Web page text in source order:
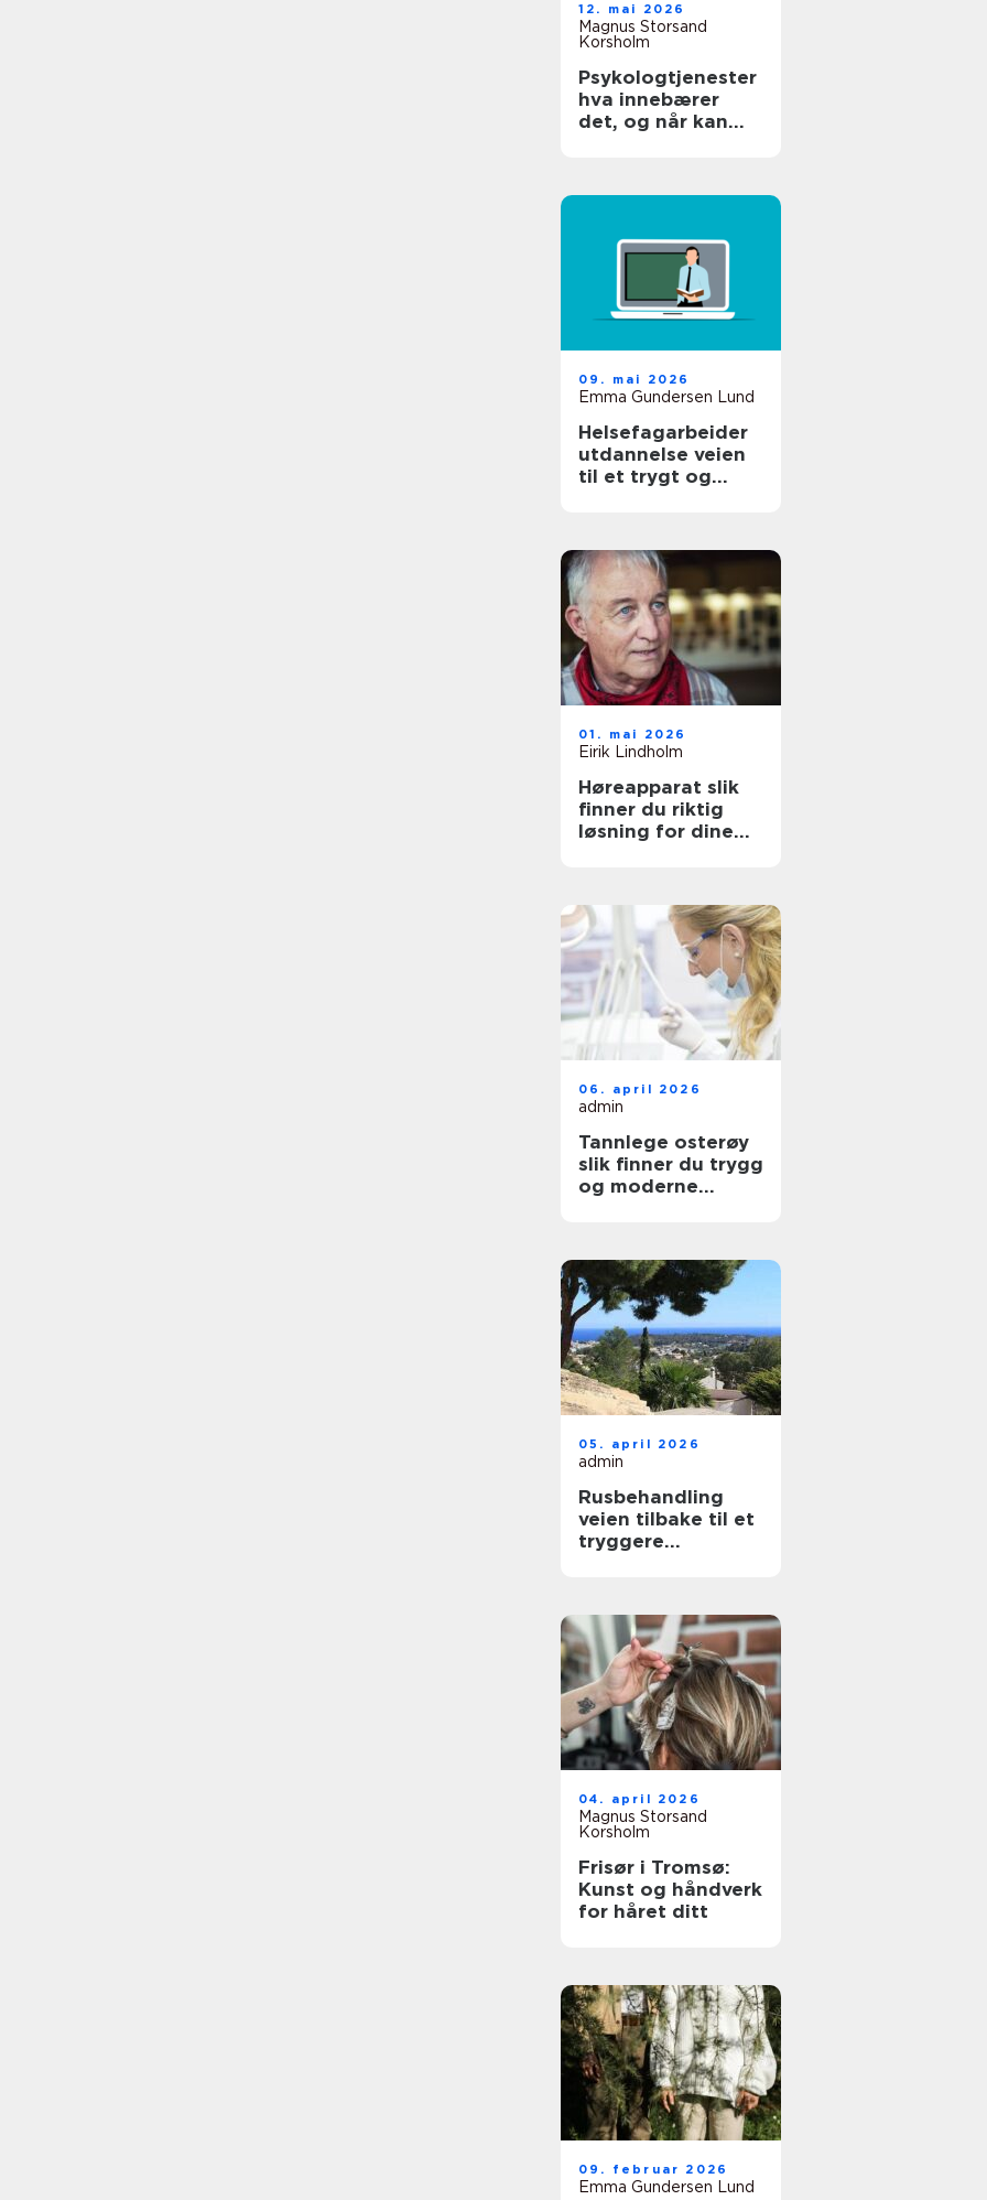
12. mai 2026
Magnus Storsand
Korsholm
Psykologtjenester
hva innebærer
det, og når kan
09. mai 2026
Emma Gundersen Lund
Helsefagarbeider
utdannelse veien
til et trygt og
01. mai 2026
Eirik Lindholm
Høreapparat slik
finner du riktig
løsning for dine
06. april 2026
admin
Tannlege osterøy
slik finner du trygg
og moderne
05. april 2026
admin
Rusbehandling
veien tilbake til et
tryggere
04. april 2026
Magnus Storsand
Korsholm
Frisør i Tromsø:
Kunst og håndverk
for håret ditt
09. februar 2026
Emma Gundersen Lund